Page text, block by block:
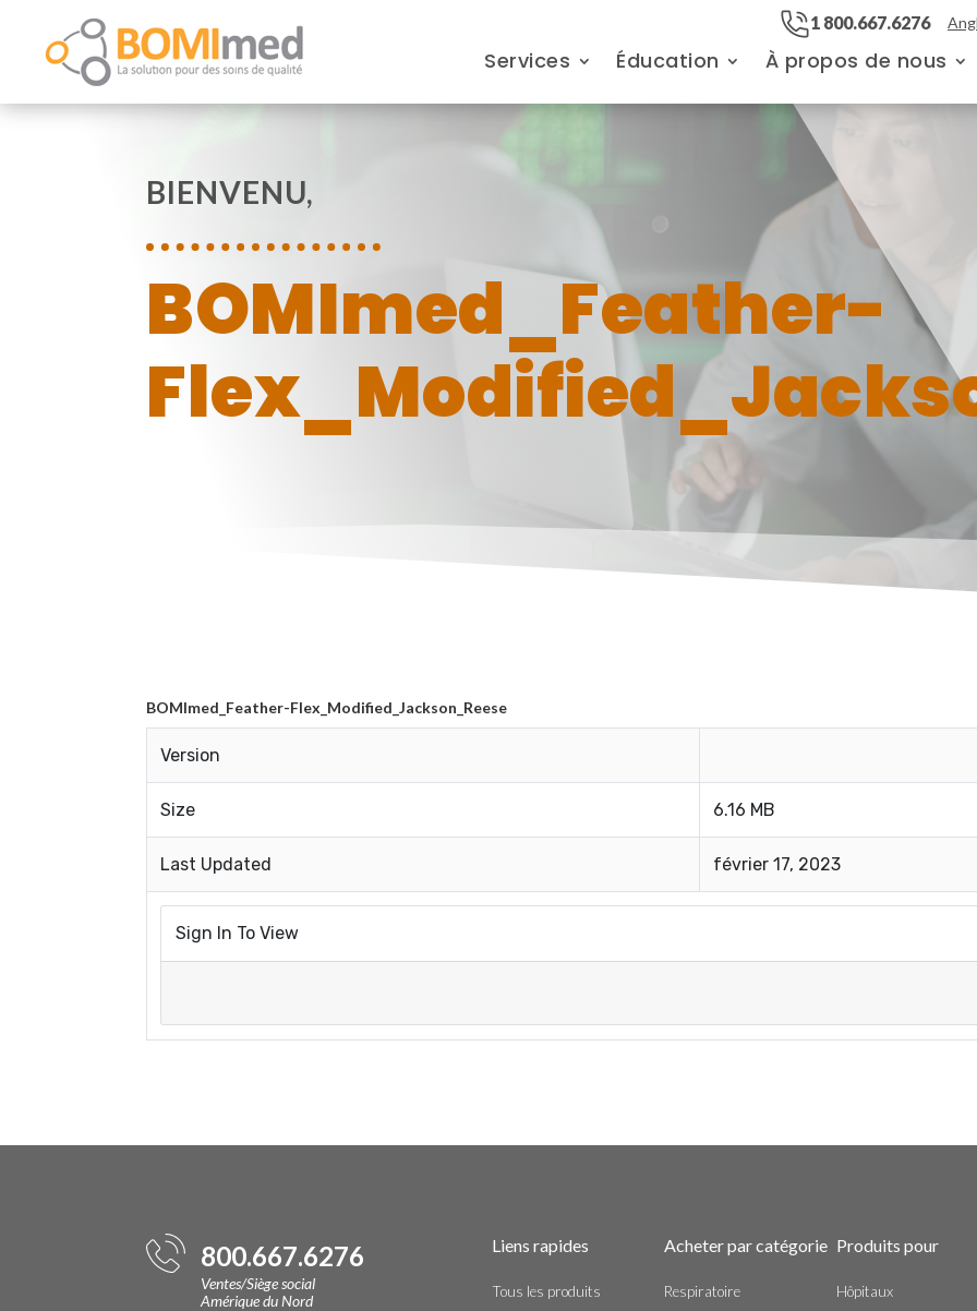
1 800.667.6276
Services Éducation À propos de nous
BIENVENU,
BOMImed_Feather-
BOMImed_Feather-Flex_Modified_Jackson_Reese
Version
Size 6.16 MB
Last Updated février 17, 2023
Sign In To View
800.667.6276
Ventes/Siège social
Amérique du Nord
Liens rapides
Tous les produits
Acheter par catégorie
Respiratoire
Produits pour
Hôpitaux